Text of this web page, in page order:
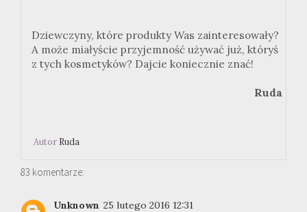
Dziewczyny, które produkty Was zainteresowały?
A może miałyście przyjemność używać już, któryś
z tych kosmetyków? Dajcie koniecznie znać!
Ruda
Autor Ruda
83 komentarze:
Unknown 25 lutego 2016 12:31